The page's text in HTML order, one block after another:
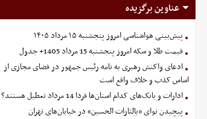
عناوین برگزیده
پیش‌بینی هواشناسی امروز پنجشنبه ۱۵ مرداد ۱۴۰۵
قیمت طلا و سکه امروز پنجشنبه 15 مرداد 1405+ جدول
ادعای واکنش رهبری به نامه رئیس جمهور در فضای مجازی از
اساس کذب و خلاف واقع است
ادارات و بانک‌های کدام استان‌ها فردا 14 مرداد تعطیل هستند؟
پیچیدن نوای «یالثارات الحسین» در خیابان‌های تهران